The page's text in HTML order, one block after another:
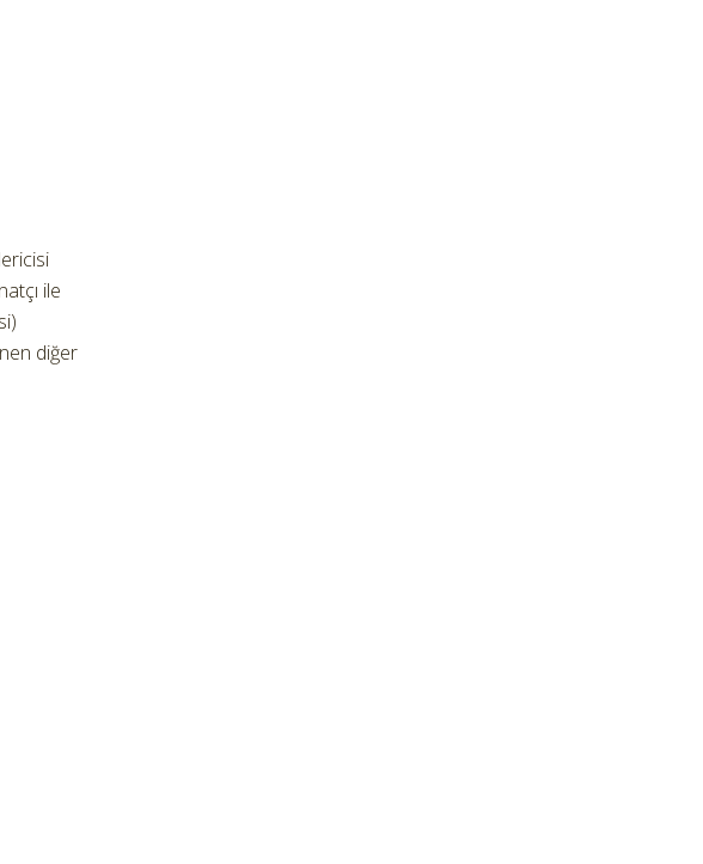
ile
diğer